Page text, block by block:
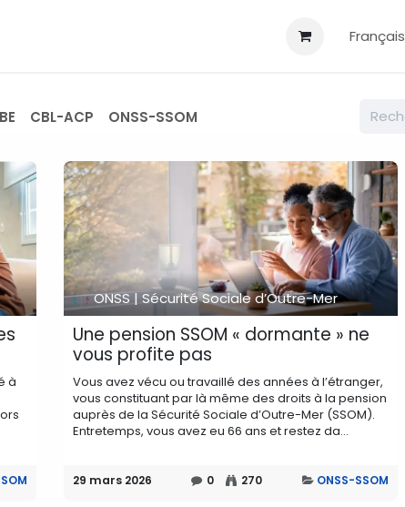
Français
CBL-ACP ONSS-SSOM
à
ONSS | Sécurité Sociale d’Outre-Mer
Une pension SSOM « dormante » ne
vous profite pas
Vous avez vécu ou travaillé des années à l’étranger,
vous constituant par là même des droits à la pension
auprès de la Sécurité Sociale d’Outre-Mer (SSOM).
Entretemps, vous avez eu 66 ans et restez da...
29 mars 2026 0 270 ONSS-SSOM